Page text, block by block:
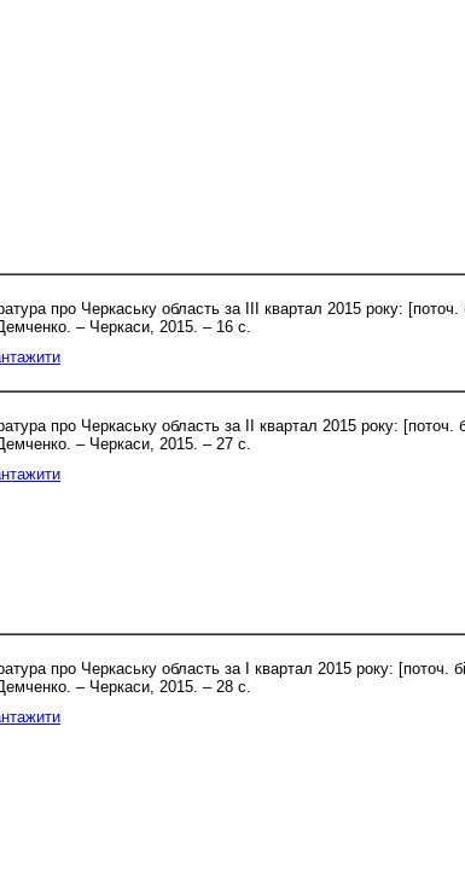
про Черкаську область за II
квартал 2015 року:
– Черкаси, 2015. – 16 с.
про Черкаську область за I
квартал 2015 року: [поточ.
– Черкаси, 2015. – 27 с.
про Черкаську область за I квартал 2015 року: [поточ.
– Черкаси, 2015. – 28 с.